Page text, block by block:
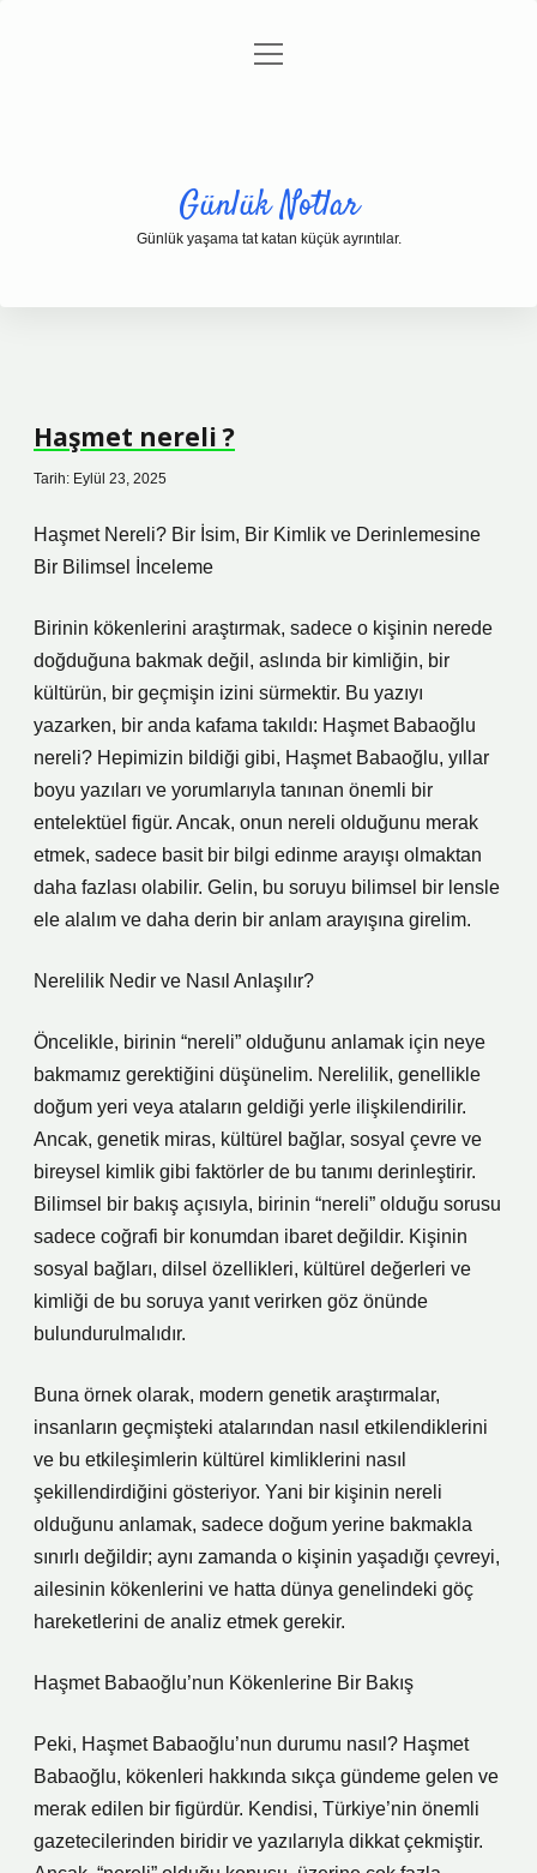
Gizlilik Politikası
menüyü
Günlük Notlar
Günlük yaşama tat katan küçük ayrıntılar.
Haşmet nereli ?
Tarih: Eylül 23, 2025
Haşmet Nereli? Bir İsim, Bir Kimlik ve Derinlemesine
Bir Bilimsel İnceleme
Birinin kökenlerini araştırmak, sadece o kişinin nerede
doğduğuna bakmak değil, aslında bir kimliğin, bir
kültürün, bir geçmişin izini sürmektir. Bu yazıyı
yazarken, bir anda kafama takıldı: Haşmet Babaoğlu
nereli? Hepimizin bildiği gibi, Haşmet Babaoğlu, yıllar
boyu yazıları ve yorumlarıyla tanınan önemli bir
entelektüel figür. Ancak, onun nereli olduğunu merak
etmek, sadece basit bir bilgi edinme arayışı olmaktan
daha fazlası olabilir. Gelin, bu soruyu bilimsel bir lensle
ele alalım ve daha derin bir anlam arayışına girelim.
Nerelilik Nedir ve Nasıl Anlaşılır?
Öncelikle, birinin “nereli” olduğunu anlamak için neye
bakmamız gerektiğini düşünelim. Nerelilik, genellikle
doğum yeri veya ataların geldiği yerle ilişkilendirilir.
Ancak, genetik miras, kültürel bağlar, sosyal çevre ve
bireysel kimlik gibi faktörler de bu tanımı derinleştirir.
Bilimsel bir bakış açısıyla, birinin “nereli” olduğu sorusu
sadece coğrafi bir konumdan ibaret değildir. Kişinin
sosyal bağları, dilsel özellikleri, kültürel değerleri ve
kimliği de bu soruya yanıt verirken göz önünde
bulundurulmalıdır.
Buna örnek olarak, modern genetik araştırmalar,
insanların geçmişteki atalarından nasıl etkilendiklerini
ve bu etkileşimlerin kültürel kimliklerini nasıl
şekillendirdiğini gösteriyor. Yani bir kişinin nereli
olduğunu anlamak, sadece doğum yerine bakmakla
sınırlı değildir; aynı zamanda o kişinin yaşadığı çevreyi,
ailesinin kökenlerini ve hatta dünya genelindeki göç
hareketlerini de analiz etmek gerekir.
Haşmet Babaoğlu’nun Kökenlerine Bir Bakış
Peki, Haşmet Babaoğlu’nun durumu nasıl? Haşmet
Babaoğlu, kökenleri hakkında sıkça gündeme gelen ve
merak edilen bir figürdür. Kendisi, Türkiye’nin önemli
gazetecilerinden biridir ve yazılarıyla dikkat çekmiştir.